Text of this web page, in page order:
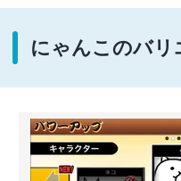
にゃんこのバリ